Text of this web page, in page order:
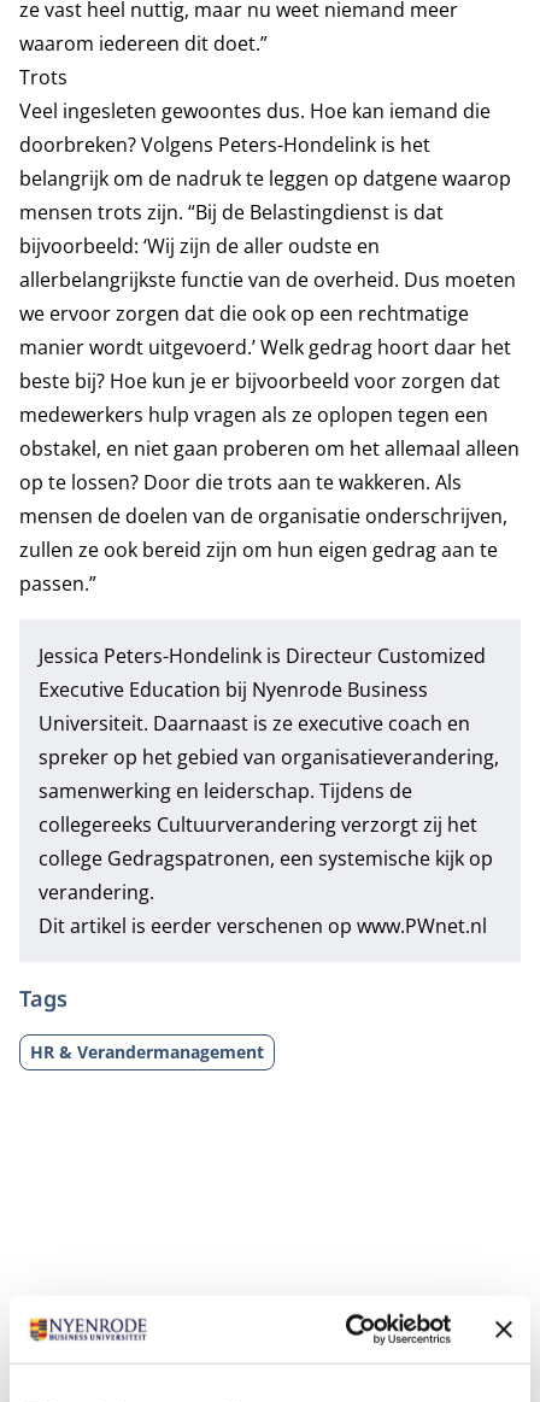
ze vast heel nuttig, maar nu weet niemand meer
waarom iedereen dit doet.”
Trots
Veel ingesleten gewoontes dus. Hoe kan iemand die
doorbreken? Volgens Peters-Hondelink is het
belangrijk om de nadruk te leggen op datgene waarop
mensen trots zijn. “Bij de Belastingdienst is dat
bijvoorbeeld: ‘Wij zijn de aller oudste en
allerbelangrijkste functie van de overheid. Dus moeten
we ervoor zorgen dat die ook op een rechtmatige
manier wordt uitgevoerd.’ Welk gedrag hoort daar het
beste bij? Hoe kun je er bijvoorbeeld voor zorgen dat
medewerkers hulp vragen als ze oplopen tegen een
obstakel, en niet gaan proberen om het allemaal alleen
op te lossen? Door die trots aan te wakkeren. Als
mensen de doelen van de organisatie onderschrijven,
zullen ze ook bereid zijn om hun eigen gedrag aan te
passen.”
Jessica Peters-Hondelink is Directeur Customized
Executive Education bij Nyenrode Business
Universiteit. Daarnaast is ze executive coach en
spreker op het gebied van organisatieverandering,
samenwerking en leiderschap. Tijdens de
collegereeks Cultuurveranderingverzorgt zij het
college Gedragspatronen, een systemische kijk op
verandering.
Dit artikel is eerder verschenen op www.PWnet.nl
Tags
HR & Verandermanagement
Gerelateerde opleidingen